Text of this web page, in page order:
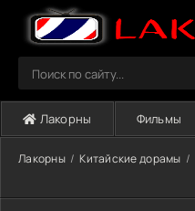
Лакорны Фильмы
Лакорны Китайские дорамы